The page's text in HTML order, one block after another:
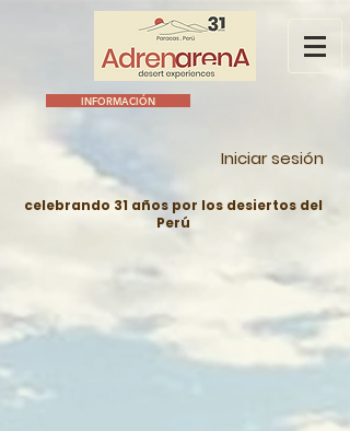
INFORMACIÓN
Iniciar sesión
celebrando 31 años por los desiertos del
Perú